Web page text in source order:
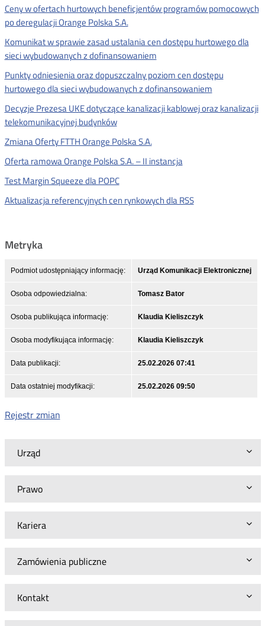
Urząd
Prawo
Kariera
Zamówienia publiczne
Kontakt
Ceny w ofertach hurtowych beneficjentów programów pomocowych
po deregulacji Orange Polska S.A.
Komunikat w sprawie zasad ustalania cen dostępu hurtowego dla
sieci wybudowanych z dofinansowaniem
Punkty odniesienia oraz dopuszczalny poziom cen dostępu
hurtowego dla sieci wybudowanych z dofinansowaniem
Decyzje Prezesa UKE dotyczące kanalizacji kablowej oraz kanalizacji
telekomunikacyjnej budynków
Zmiana Oferty FTTH Orange Polska S.A.
Oferta ramowa Orange Polska S.A. – II instancja
Test Margin Squeeze dla POPC
Aktualizacja referencyjnych cen rynkowych dla RSS
Metryka
Podmiot udostępniający informację: Urząd Komunikacji Elektronicznej
Osoba odpowiedzialna: Tomasz Bator
Osoba publikująca informację: Klaudia Kieliszczyk
Osoba modyfikująca informację: Klaudia Kieliszczyk
Data publikacji: 25.02.2026 07:41
Data ostatniej modyfikacji: 25.02.2026 09:50
Rejestr zmian